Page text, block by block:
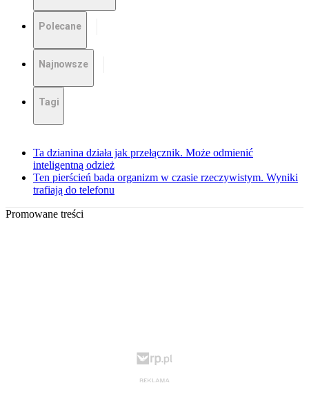
Polecane
Najnowsze
Tagi
Ta dzianina działa jak przełącznik. Może odmienić
inteligentną odzież
Ten pierścień bada organizm w czasie rzeczywistym. Wyniki
trafiają do telefonu
Promowane treści